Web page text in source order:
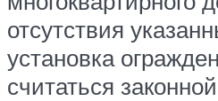
отсутствия
установка
считаться